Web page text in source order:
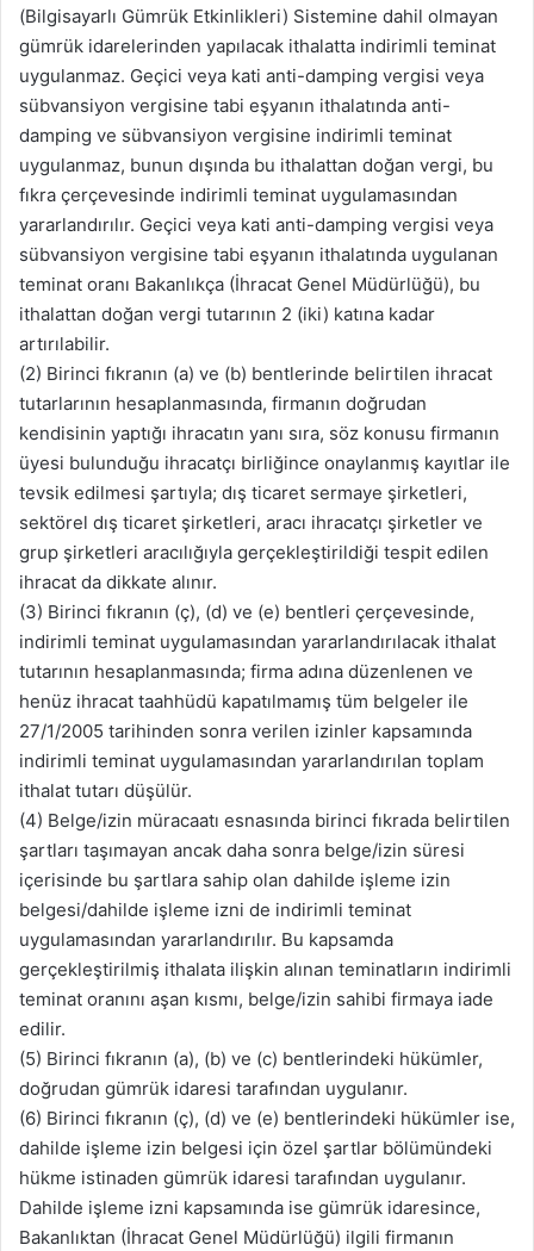
(Bilgisayarlı Gümrük Etkinlikleri) Sistemine dahil olmayan
gümrük idarelerinden yapılacak ithalatta indirimli teminat
uygulanmaz. Geçici veya kati anti-damping vergisi veya
sübvansiyon vergisine tabi eşyanın ithalatında anti-
damping ve sübvansiyon vergisine indirimli teminat
uygulanmaz, bunun dışında bu ithalattan doğan vergi, bu
fıkra çerçevesinde indirimli teminat uygulamasından
yararlandırılır. Geçici veya kati anti-damping vergisi veya
sübvansiyon vergisine tabi eşyanın ithalatında uygulanan
teminat oranı Bakanlıkça (İhracat Genel Müdürlüğü), bu
ithalattan doğan vergi tutarının 2 (iki) katına kadar
artırılabilir.
(2) Birinci fıkranın (a) ve (b) bentlerinde belirtilen ihracat
tutarlarının hesaplanmasında, firmanın doğrudan
kendisinin yaptığı ihracatın yanı sıra, söz konusu firmanın
üyesi bulunduğu ihracatçı birliğince onaylanmış kayıtlar ile
tevsik edilmesi şartıyla; dış ticaret sermaye şirketleri,
sektörel dış ticaret şirketleri, aracı ihracatçı şirketler ve
grup şirketleri aracılığıyla gerçekleştirildiği tespit edilen
ihracat da dikkate alınır.
(3) Birinci fıkranın (ç), (d) ve (e) bentleri çerçevesinde,
indirimli teminat uygulamasından yararlandırılacak ithalat
tutarının hesaplanmasında; firma adına düzenlenen ve
henüz ihracat taahhüdü kapatılmamış tüm belgeler ile
27/1/2005 tarihinden sonra verilen izinler kapsamında
indirimli teminat uygulamasından yararlandırılan toplam
ithalat tutarı düşülür.
(4) Belge/izin müracaatı esnasında birinci fıkrada belirtilen
şartları taşımayan ancak daha sonra belge/izin süresi
içerisinde bu şartlara sahip olan dahilde işleme izin
belgesi/dahilde işleme izni de indirimli teminat
uygulamasından yararlandırılır. Bu kapsamda
gerçekleştirilmiş ithalata ilişkin alınan teminatların indirimli
teminat oranını aşan kısmı, belge/izin sahibi firmaya iade
edilir.
(5) Birinci fıkranın (a), (b) ve (c) bentlerindeki hükümler,
doğrudan gümrük idaresi tarafından uygulanır.
(6) Birinci fıkranın (ç), (d) ve (e) bentlerindeki hükümler ise,
dahilde işleme izin belgesi için özel şartlar bölümündeki
hükme istinaden gümrük idaresi tarafından uygulanır.
Dahilde işleme izni kapsamında ise gümrük idaresince,
Bakanlıktan (İhracat Genel Müdürlüğü) ilgili firmanın